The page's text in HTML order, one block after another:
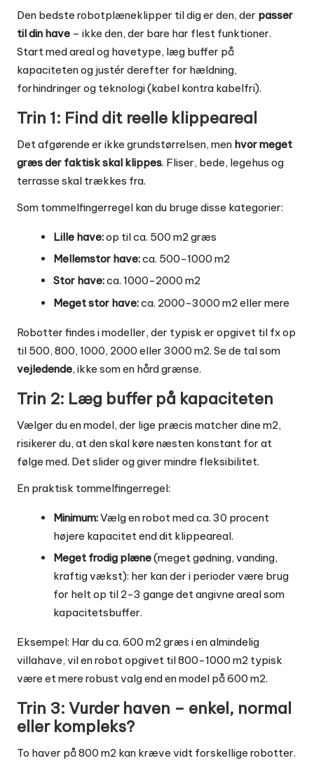
Den bedste robotplæneklipper til dig er den, der passer
til din have – ikke den, der bare har flest funktioner.
Start med areal og havetype, læg buffer på
kapaciteten og justér derefter for hældning,
forhindringer og teknologi (kabel kontra kabelfri).
Trin 1: Find dit reelle klippeareal
Det afgørende er ikke grundstørrelsen, men hvor meget
græs der faktisk skal klippes. Fliser, bede, legehus og
terrasse skal trækkes fra.
Som tommelfingerregel kan du bruge disse kategorier:
Lille have:op til ca. 500 m2 græs
Mellemstor have:ca. 500-1000 m2
Stor have:ca. 1000-2000 m2
Meget stor have:ca. 2000-3000 m2 eller mere
Robotter findes i modeller, der typisk er opgivet til fx op
til 500, 800, 1000, 2000 eller 3000 m2. Se de tal som
vejledende, ikke som en hård grænse.
Trin 2: Læg buffer på kapaciteten
Vælger du en model, der lige præcis matcher dine m2,
risikerer du, at den skal køre næsten konstant for at
følge med. Det slider og giver mindre fleksibilitet.
En praktisk tommelfingerregel:
Minimum:Vælg en robot med ca. 30 procent
højere kapacitet end dit klippeareal.
Meget frodig plæne(meget gødning, vanding,
kraftig vækst): her kan der i perioder være brug
for helt op til 2-3 gange det angivne areal som
kapacitetsbuffer.
Eksempel: Har du ca. 600 m2 græs i en almindelig
villahave, vil en robot opgivet til 800-1000 m2 typisk
være et mere robust valg end en model på 600 m2.
Trin 3: Vurder haven – enkel, normal
eller kompleks?
To haver på 800 m2 kan kræve vidt forskellige robotter.